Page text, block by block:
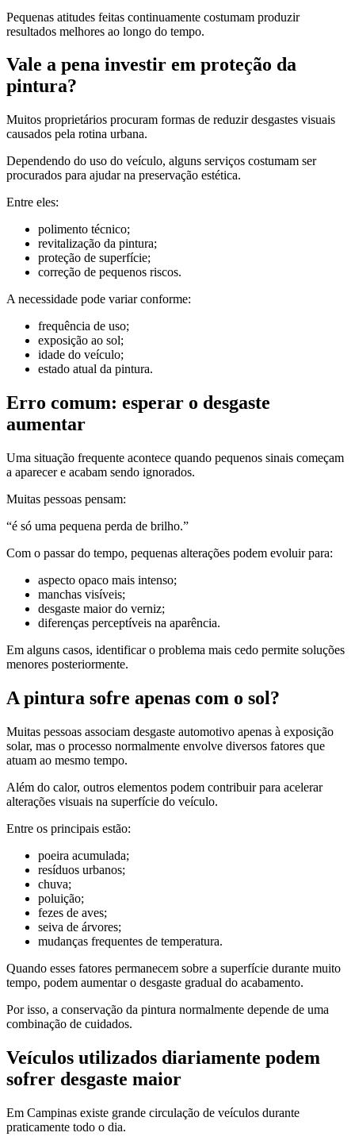
Pequenas atitudes feitas continuamente costumam produzir
resultados melhores ao longo do tempo.
Vale a pena investir em proteção da
pintura?
Muitos proprietários procuram formas de reduzir desgastes visuais
causados pela rotina urbana.
Dependendo do uso do veículo, alguns serviços costumam ser
procurados para ajudar na preservação estética.
Entre eles:
polimento técnico;
revitalização da pintura;
proteção de superfície;
correção de pequenos riscos.
A necessidade pode variar conforme:
frequência de uso;
exposição ao sol;
idade do veículo;
estado atual da pintura.
Erro comum: esperar o desgaste
aumentar
Uma situação frequente acontece quando pequenos sinais começam
a aparecer e acabam sendo ignorados.
Muitas pessoas pensam:
“é só uma pequena perda de brilho.”
Com o passar do tempo, pequenas alterações podem evoluir para:
aspecto opaco mais intenso;
manchas visíveis;
desgaste maior do verniz;
diferenças perceptíveis na aparência.
Em alguns casos, identificar o problema mais cedo permite soluções
menores posteriormente.
A pintura sofre apenas com o sol?
Muitas pessoas associam desgaste automotivo apenas à exposição
solar, mas o processo normalmente envolve diversos fatores que
atuam ao mesmo tempo.
Além do calor, outros elementos podem contribuir para acelerar
alterações visuais na superfície do veículo.
Entre os principais estão:
poeira acumulada;
resíduos urbanos;
chuva;
poluição;
fezes de aves;
seiva de árvores;
mudanças frequentes de temperatura.
Quando esses fatores permanecem sobre a superfície durante muito
tempo, podem aumentar o desgaste gradual do acabamento.
Por isso, a conservação da pintura normalmente depende de uma
combinação de cuidados.
Veículos utilizados diariamente podem
sofrer desgaste maior
Em Campinas existe grande circulação de veículos durante
praticamente todo o dia.